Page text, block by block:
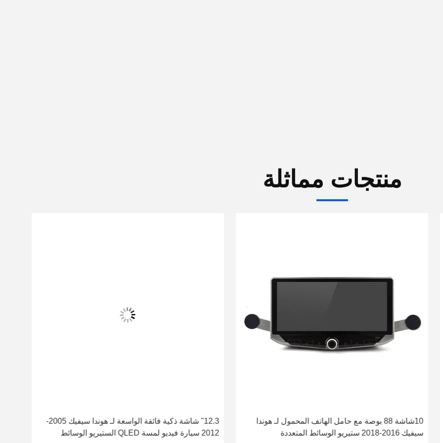
منتجات مماثلة
10شاشة 88 بوصة مع حامل الهاتف المحمول لـ هوندا
سيفيك 2016-2018 ستيريو الوسائط المتعددة
12.3" شاشة ذكية فائقة الواسعة لـ هوندا سيفيك 2005-
2012 سيارة فيديو لمسة QLED الستيريو الوسائط